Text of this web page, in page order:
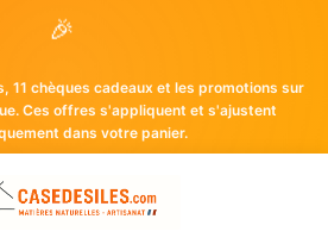
🎉
11 chèques cadeaux et les promotions sur
Ces offres s'appliquent et s'ajustent
dans votre panier.